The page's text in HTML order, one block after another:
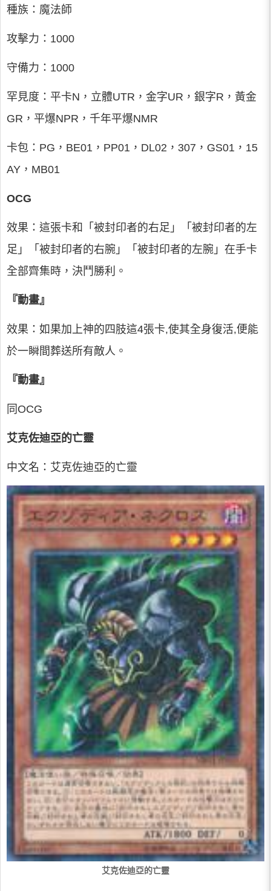
種族：魔法師
攻擊力：1000
守備力：1000
罕見度：平卡N，立體UTR，金字UR，銀字R，黃金
GR，平爆NPR，千年平爆NMR
卡包：PG，BE01，PP01，DL02，307，GS01，15
AY，MB01
OCG
效果：這張卡和「被封印者的右足」「被封印者的左
足」「被封印者的右腕」「被封印者的左腕」在手卡
全部齊集時，決鬥勝利。
『動畫』
效果：如果加上神的四肢這4張卡,使其全身復活,便能
於一瞬間葬送所有敵人。
『動畫』
同OCG
艾克佐迪亞的亡靈
中文名：艾克佐迪亞的亡靈
艾克佐迪亞的亡靈